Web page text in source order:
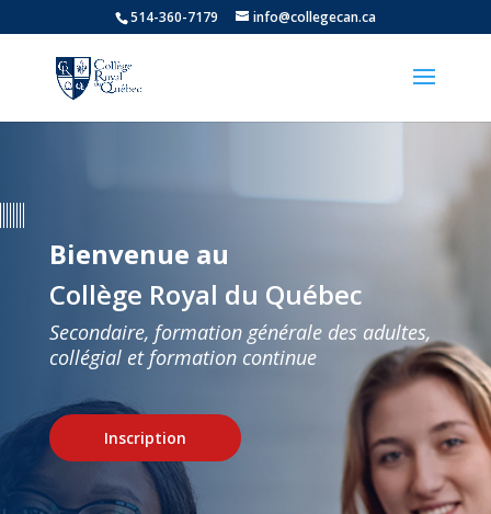
514-360-7179 info@collegecan.ca
Bienvenue au
Collège Royal du Québec
Secondaire, formation générale des adultes,
collégial et formation continue
Inscription